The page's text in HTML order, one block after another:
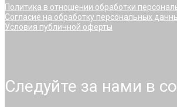
Политика в отношении обработки
Согласие на обработку персональных
Условия публичной оферты
Следуйте за нами в